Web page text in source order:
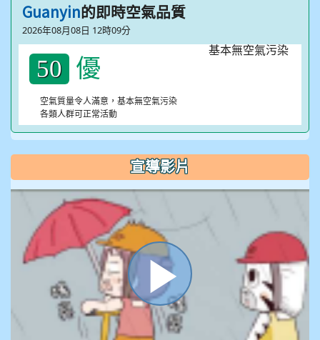
Guanyin的即時空氣品質
2026年08月08日 12時09分
50 優
空氣質量令人滿意，基本無空氣污染
各類人群可正常活動
宣導影片
播